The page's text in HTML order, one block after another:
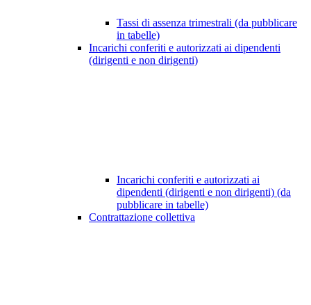
Tassi di assenza trimestrali (da pubblicare
in tabelle)
Incarichi conferiti e autorizzati ai dipendenti
(dirigenti e non dirigenti)
Incarichi conferiti e autorizzati ai
dipendenti (dirigenti e non dirigenti) (da
pubblicare in tabelle)
Contrattazione collettiva